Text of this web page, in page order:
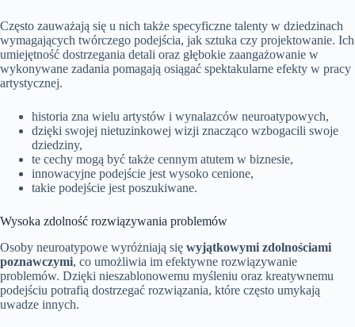
Często zauważają się u nich także specyficzne talenty w dziedzinach
wymagających twórczego podejścia, jak sztuka czy projektowanie. Ich
umiejętność dostrzegania detali oraz głębokie zaangażowanie w
wykonywane zadania pomagają osiągać spektakularne efekty w pracy
artystycznej.
historia zna wielu artystów i wynalazców neuroatypowych,
dzięki swojej nietuzinkowej wizji znacząco wzbogacili swoje
dziedziny,
te cechy mogą być także cennym atutem w biznesie,
innowacyjne podejście jest wysoko cenione,
takie podejście jest poszukiwane.
Wysoka zdolność rozwiązywania problemów
Osoby neuroatypowe wyróżniają się wyjątkowymi zdolnościami
poznawczymi, co umożliwia im efektywne rozwiązywanie
problemów. Dzięki nieszablonowemu myśleniu oraz kreatywnemu
podejściu potrafią dostrzegać rozwiązania, które często umykają
uwadze innych.